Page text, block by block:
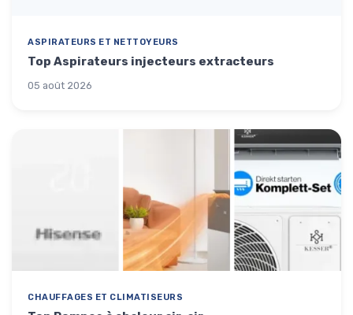
ASPIRATEURS ET NETTOYEURS
Top Aspirateurs injecteurs extracteurs
05 août 2026
CHAUFFAGES ET CLIMATISEURS